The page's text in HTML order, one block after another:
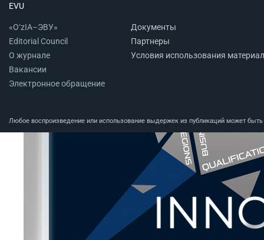
EVU
«O‘zIA–ЭВУ»
Editorial Council
О журнале
Вакансии
Электронное обращение
Документы
Партнеры
Условия использования
Любое воспроизведение или использование выдержек из публикаций может